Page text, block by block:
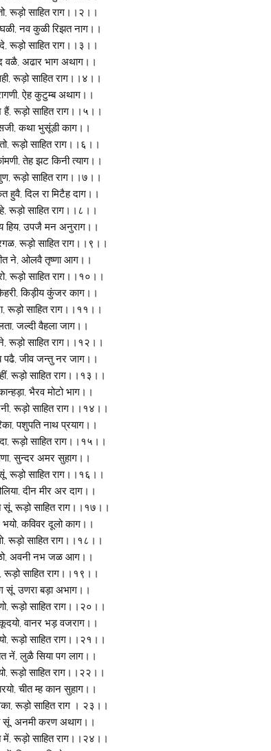
रूड़ो साहित राग।।२।।
नव कुळी रिझत नाग।।
रूड़ो साहित राग।।३।।
वळै, अढार भाग अथाग।।
रूड़ो साहित राग।।४।।
ऐह कुटुम्ब अथाग।।
रूड़ो साहित राग।।५।।
कथा भुसूंडी काग।।
रूड़ो साहित राग।।६।।
तेह झट किनी त्याग।।
रूड़ो साहित राग।।७।।
हुवै, दिल रा मिटैह दाग।।
रूड़ो साहित राग।।८।।
हिय, उपजै मन अनुराग।।
रूड़ो साहित राग।।९।।
ने, ओलवै तृष्णा आग।।
रूड़ो साहित राग।।१०।।
किड़ीय कुंजर काग।।
रूड़ो साहित राग।।११।।
जल्दी वैहला जाग।।
रूड़ो साहित राग।।१२।।
पढै, जीव जन्तु नर जाग।।
रूड़ो साहित राग।।१३।।
भैरव मोटो भाग।।
रूड़ो साहित राग।।१४।।
पशुपति नाथ प्रयाग।।
रूड़ो साहित राग।।१५।।
सुन्दर अमर सुहाग।।
रूड़ो साहित राग।।१६।।
दीन मीर अर दाग।।
सूं, रूड़ो साहित राग।।१७।।
कविवर दूलो काग।।
रूड़ो साहित राग।।१८।।
अवनी नभ जळ आग।।
रूड़ो साहित राग।।१९।।
सूं, उणरा बड़ा अभाग।।
रूड़ो साहित राग।।२०।।
वानर भड़ वजराग।।
रूड़ो साहित राग।।२१।।
नें, लुळै सिया पग लाग।।
रूड़ो साहित राग।।२२।।
चीत म्ह कान सुहाग।।
रूड़ो साहित राग । २३।।
सूं, अनमी करण अथाग।।
रूड़ो साहित राग।।२४।।